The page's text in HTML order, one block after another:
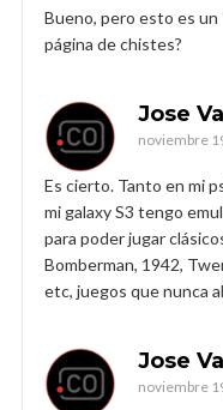
Bueno, pero esto es un
página de chistes?
Jose
noviembre
Es cierto. Tanto en mi
mi galaxy S3 tengo
para poder jugar
Bomberman, 1942,
etc, juegos que nunca
Jose
noviembre